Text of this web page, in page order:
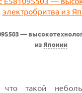
—
из Японии
что такой